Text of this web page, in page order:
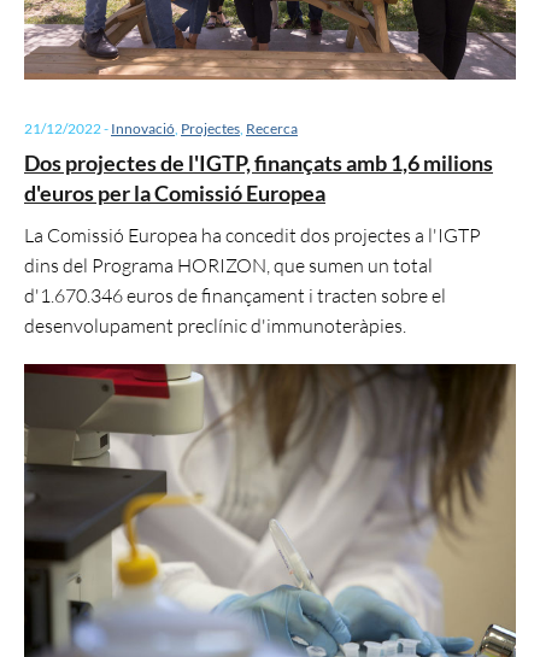
21/12/2022- Innovació, Projectes, Recerca
Dos projectes de l'IGTP, finançats amb 1,6 milions
d'euros per la Comissió Europea
La Comissió Europea ha concedit dos projectes a l'IGTP
dins del Programa HORIZON, que sumen un total
d'1.670.346 euros de finançament i tracten sobre el
desenvolupament preclínic d'immunoteràpies.